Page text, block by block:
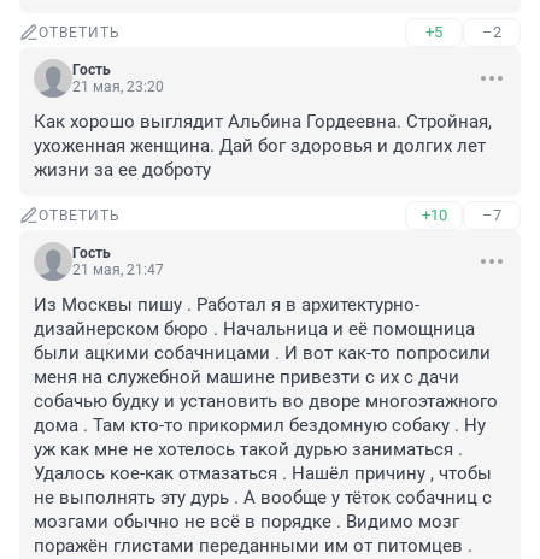
ОТВЕТИТЬ +5 –2
Гость
21 мая, 23:20
Как хорошо выглядит Альбина Гордеевна. Стройная,
ухоженная женщина. Дай бог здоровья и долгих лет
жизни за ее доброту
ОТВЕТИТЬ +10 –7
Гость
21 мая, 21:47
Из Москвы пишу . Работал я в архитектурно-
дизайнерском бюро . Начальница и её помощница
были ацкими собачницами . И вот как-то попросили
меня на служебной машине привезти с их с дачи
собачью будку и установить во дворе многоэтажного
дома . Там кто-то прикормил бездомную собаку . Ну
уж как мне не хотелось такой дурью заниматься .
Удалось кое-как отмазаться . Нашёл причину , чтобы
не выполнять эту дурь . А вообще у тёток собачниц с
мозгами обычно не всё в порядке . Видимо мозг
поражён глистами переданными им от питомцев .